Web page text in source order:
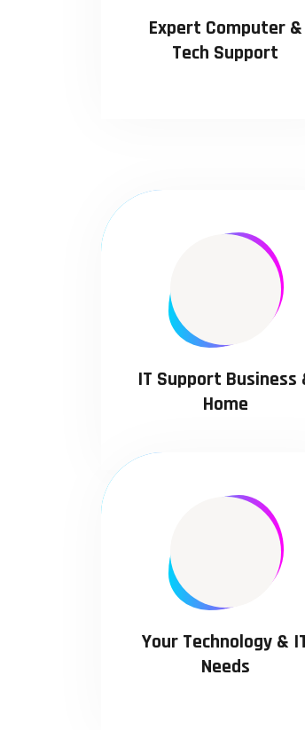
Expert Computer &
Tech Support
IT Support Business
Home
Your Technology &
Needs